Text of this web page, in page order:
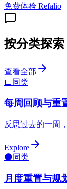
免费体验 Refalio
按分类探索
查看全部
📅 同类
每周回顾与重
反思过去的一周
Explore
🌑同类
月度重置与规